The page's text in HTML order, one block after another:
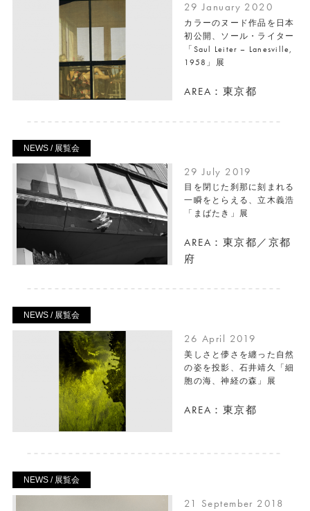
29 January 2020
カラーのヌード作品を日本
初公開、ソール・ライター
「Saul Leiter – Lanesville,
1958」展
AREA：東京都
NEWS / 展覧会
29 July 2019
目を閉じた刹那に刻まれる
一瞬をとらえる、立木義浩
「まばたき」展
AREA：東京都／京都
府
NEWS / 展覧会
26 April 2019
美しさと儚さを纏った自然
の姿を投影、石井靖久「細
胞の海、神経の森」展
AREA：東京都
NEWS / 展覧会
21 September 2018